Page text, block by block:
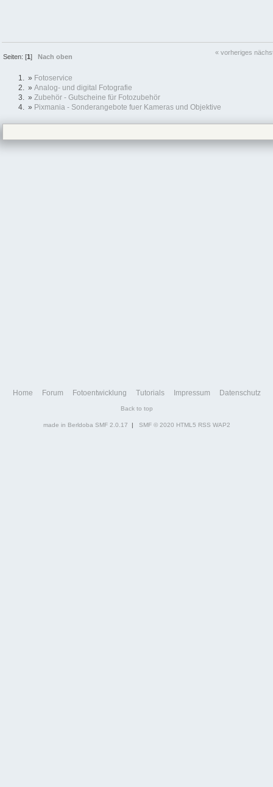
Seiten: [1]Nach oben
« vorheriges
» Fotoservice
» Analog- und digital Fotografie
» Zubehör - Gutscheine für Fotozubehör
» Pixmania - Sonderangebote fuer Kameras und Objektive
Home Forum Fotoentwicklung Tutorials Impressum Datenschutz
Back to top
made in Berldoba SMF 2.0.17 | SMF © 2020 HTML5 RSS WAP2